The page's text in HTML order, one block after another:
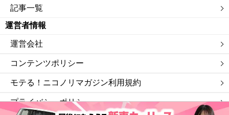
記事一覧
運営者情報
運営会社
コンテンツポリシー
モテる！ニコノリマガジン利用規約
プライバシーポリシー